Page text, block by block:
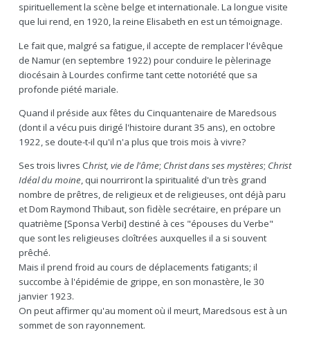
spirituellement la scène belge et internationale. La longue visite
que lui rend, en 1920, la reine Elisabeth en est un témoignage.
Le fait que, malgré sa fatigue, il accepte de remplacer l'évêque
de Namur (en septembre 1922) pour conduire le pèlerinage
diocésain à Lourdes confirme tant cette notoriété que sa
profonde piété mariale.
Quand il préside aux fêtes du Cinquantenaire de Maredsous
(dont il a vécu puis dirigé l'histoire durant 35 ans), en octobre
1922, se doute-t-il qu'il n'a plus que trois mois à vivre?
Ses trois livres Christ, vie de l'âme; Christ dans ses mystères; Christ
Idéal du moine, qui nourriront la spiritualité d'un très grand
nombre de prêtres, de religieux et de religieuses, ont déjà paru
et Dom Raymond Thibaut, son fidèle secrétaire, en prépare un
quatrième [Sponsa Verbi] destiné à ces "épouses du Verbe"
que sont les religieuses cloîtrées auxquelles il a si souvent
prêché.
Mais il prend froid au cours de déplacements fatigants; il
succombe à l'épidémie de grippe, en son monastère, le 30
janvier 1923.
On peut affirmer qu'au moment où il meurt, Maredsous est à un
sommet de son rayonnement.